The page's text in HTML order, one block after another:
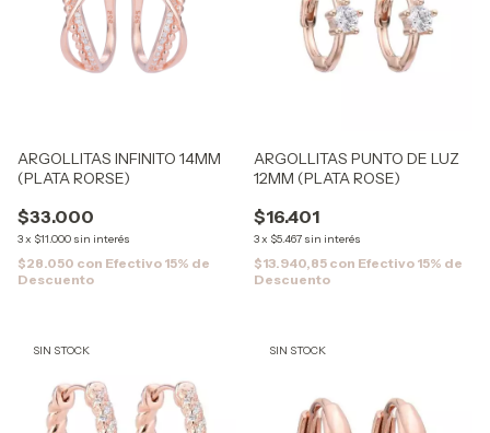
ARGOLLITAS INFINITO 14MM
(PLATA RORSE)
$33.000
3x $11.000 sin interés
$28.050 con Efectivo 15% de
Descuento
ARGOLLITAS PUNTO DE LUZ
12MM (PLATA ROSE)
$16.401
3x $5.467 sin interés
$13.940,85 con Efectivo 15% de
Descuento
SIN STOCK SIN STOCK